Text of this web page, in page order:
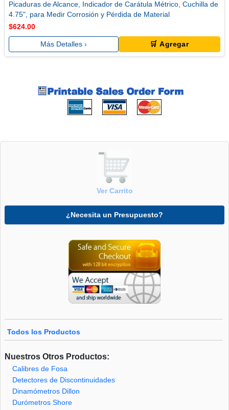
Picaduras de Alcance, Indicador de Carátula Métrico, Cuchilla de
4.75", para Medir Corrosión y Pérdida de Material
$624.00
Más Detalles › 🛒 Agregar
Ver Carrito
¿Necesita un Presupuesto?
Todos los Productos
Nuestros Otros Productos:
Calibres de Fosa
Detectores de Discontinuidades
Dinamómetros Dillon
Durómetros Shore